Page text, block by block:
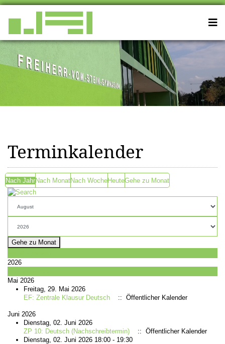
Terminkalender
Nach JahrNach MonatNach WocheHeuteGehe zu Monat
Gehe zu Monat
2026
Mai 2026
Freitag, 29. Mai 2026
EF: Zentrale Klausur Deutsch
:: Öffentlicher Kalender
Juni 2026
Dienstag, 02. Juni 2026
ZP 10: Deutsch (Nachschreibtermin)
:: Öffentlicher Kalender
Dienstag, 02. Juni 2026 18:00 - 19:30